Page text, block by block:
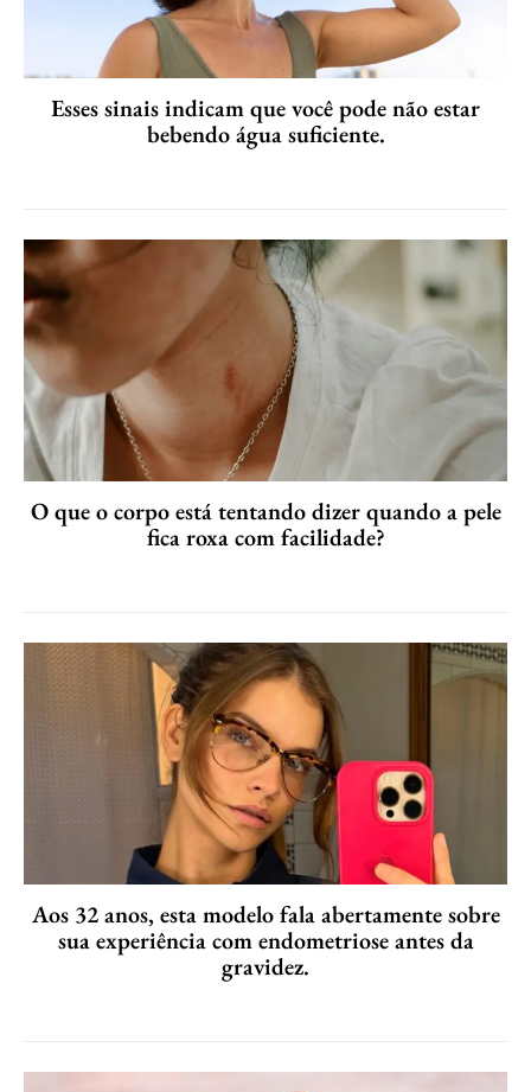
Esses sinais indicam que você pode não estar
bebendo água suficiente.
O que o corpo está tentando dizer quando a pele
fica roxa com facilidade?
Aos 32 anos, esta modelo fala abertamente sobre
sua experiência com endometriose antes da
gravidez.